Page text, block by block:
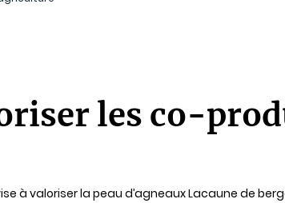
les co-
à valoriser la peau d’agneaux Lacaune de